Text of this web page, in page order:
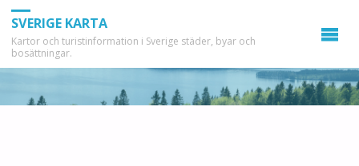
SVERIGE KARTA
Kartor och turistinformation i Sverige städer, byar och
bosättningar.